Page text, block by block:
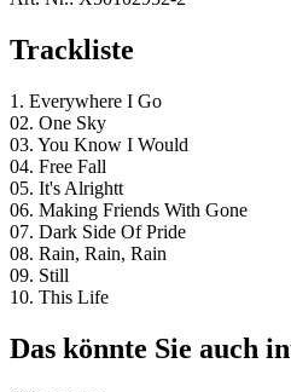
Trackliste
1. Everywhere I Go
02. One Sky
03. You Know I Would
04. Free Fall
05. It's Alrightt
06. Making Friends With Gone
07. Dark Side Of Pride
08. Rain, Rain, Rain
09. Still
10. This Life
Das könnte Sie auch